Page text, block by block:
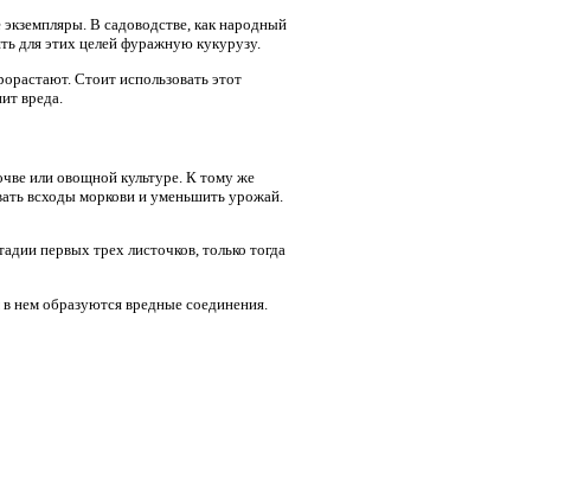
В садоводстве, как народный
для этих целей фуражную кукурузу.
Стоит использовать этот
вреда.
или овощной культуре. К тому же
всходы моркови и уменьшить урожай.
первых трех листочков, только тогда
нем образуются вредные соединения.